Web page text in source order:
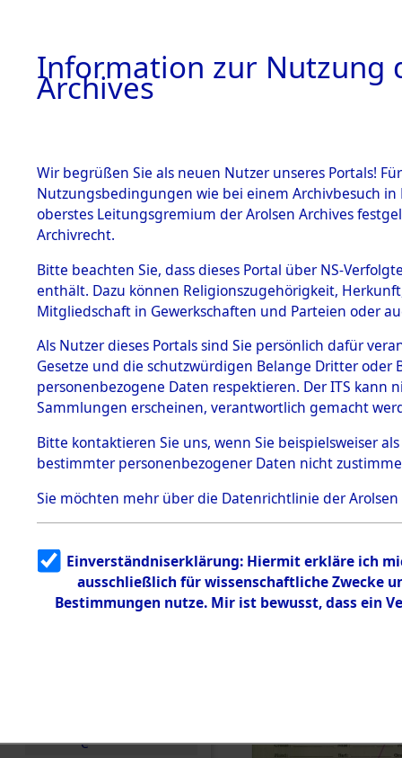
BESTÄNDE
1.
mente
5. Verschiedenes
5.3
Todesmärsche
5.3.1 Alliierte
Erhebungen
zu
Todesmärsch
en
5.3.2
g
5.3.3
Todesmärsch
e
KZ
anderen
1944 bis
0001
Information zur Nutzung
Archives
Wir begrüßen Sie als neuen Nutzer unseres Portals!
Nutzungsbedingungen wie bei einem Archivbesuch
oberstes Leitungsgremium der Arolsen Archives
Archivrecht.
Bitte beachten Sie, dass dieses Portal über NS-
enthält. Dazu können Religionszugehörigkeit,
Mitgliedschaft in Gewerkschaften und Parteien oder
Als Nutzer dieses Portals sind Sie persönlich dafür
Gesetze und die schutzwürdigen Belange Dritter
personenbezogene Daten respektieren. Der ITS
Sammlungen erscheinen, verantwortlich gemacht
Bitte kontaktieren Sie uns, wenn Sie beispielsweiser
bestimmter personenbezogener Daten nicht
Sie möchten mehr über die Datenrichtlinie der Arolsen
Einverständniserklärung: Hiermit erkläre ich
ausschließlich für wissenschaftliche Zwecke
Bestimmungen nutze. Mir ist bewusst, dass ein